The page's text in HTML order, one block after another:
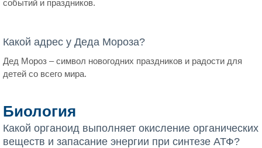
событий и праздников.
Какой адрес у Деда Мороза?
Дед Мороз – символ новогодних праздников и радости для
детей со всего мира.
Биология
Какой органоид выполняет окисление органических
веществ и запасание энергии при синтезе АТФ?